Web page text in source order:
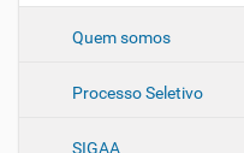
Quem somos
Processo Seletivo
SIGAA